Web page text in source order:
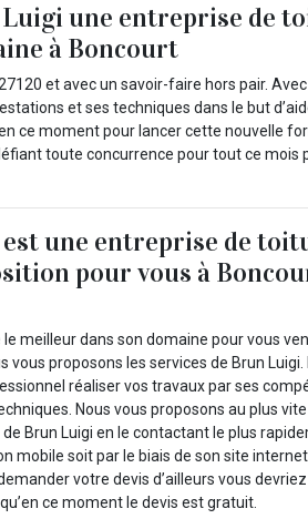
une entreprise de
à Boncourt
et avec un savoir-faire hors pair.
et ses techniques dans le but
ce moment pour lancer cette nouvelle
toute concurrence pour tout ce mois
une entreprise de
pour vous à
meilleur dans son domaine pour vous
vous proposons les services de Brun Luigi.
réaliser vos travaux par ses
Nous vous proposons au plus
Brun Luigi en le contactant le plus
mobile soit par le biais de son site
votre devis d’ailleurs vous
ce moment le devis est gratuit.